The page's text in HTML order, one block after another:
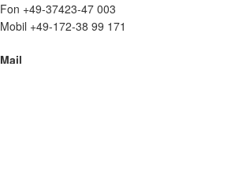
Fon +49-37423-47 003
Mobil +49-172-38 99 171
Mail